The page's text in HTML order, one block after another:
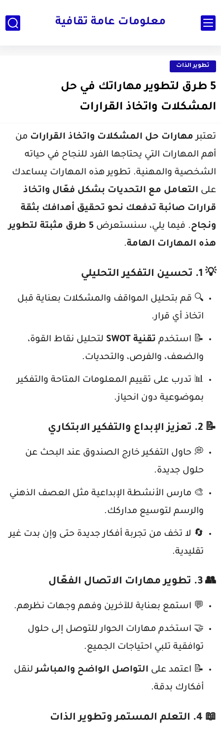
معلومات عامة ثقافية
تطوير الذات
5 طرق لتطوير مهاراتك في حل
المشكلات واتخاذ القرارات
تعتبر مهارات حل المشكلات واتخاذ القرارات من
أهم المهارات التي يحتاجها الفرد للنجاح في حياته
الشخصية والمهنية. تطوير هذه المهارات يساعدك
على التعامل مع التحديات بشكل فعّال واتخاذ
قرارات صائبة تدفعك نحو تحقيق أهدافك بثقة
ونجاح. فيما يلي، سنستعرض
5 طرق مثبتة لتطوير
هذه المهارات الهامة.
💡 1. تحسين التفكير التحليلي
🔍 قم بتحليل المواقف والمشكلات بعناية قبل
اتخاذ أي قرار.
📝 استخدم تقنية SWOT
لتحليل نقاط القوة،
والضعف، والفرص، والتحديات.
📊 تدرب على تقييم المعلومات المتاحة والتفكير
بموضوعية دون انحياز.
📝 2. تعزيز الإبداع والتفكير الابتكاري
💭 حاول التفكير خارج الصندوق عند البحث عن
حلول جديدة.
🎨 مارس الأنشطة الإبداعية مثل العصف الذهني
والرسم لتوسيع مداركك.
🔄 لا تخف من تجربة أفكار جديدة حتى وإن بدت غير
تقليدية.
👥 3. تطوير مهارات الاتصال الفعّال
💬 استمع بعناية للآخرين وفهم وجهات نظرهم.
🤝 استخدم مهارات الحوار للتوصل إلى حلول
توافقية تلبي احتياجات الجميع.
📝 اعتمد على التواصل الواضح والمباشرلنقل
أفكارك بدقة.
📖 4. التعلم المستمر وتطوير الذات